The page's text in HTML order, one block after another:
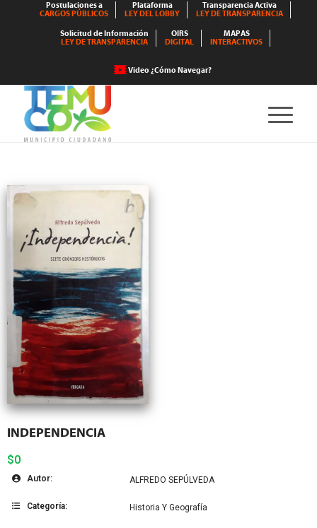
Postulaciones a
CARGOS PÚBLICOS
Plataforma
LEY DEL LOBBY
Transparencia Activa
LEY DE TRANSPARENCIA
Solicitud de Información
LEY DE TRANSPARENCIA
OIRS
DIGITAL
MAPAS
INTERACTIVOS
Video ¿Cómo Navegar?
INDEPENDENCIA
$0
Autor: ALFREDO SEPÚLVEDA
Categoría: Historia Y Geografía